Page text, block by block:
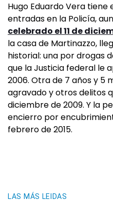
Hugo Eduardo Vera
entradas en la Policía,
celebrado el 11 de
la casa de Martinazzo,
historial: una por drogas
que la Justicia federal le
2006. Otra de 7 años y 5
agravado y otros delitos
diciembre de 2009. Y la
encierro por
febrero de 2015.
LAS MÁS LEIDAS